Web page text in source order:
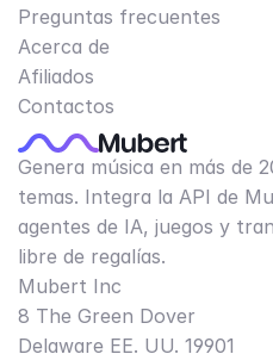
Preguntas frecuentes
Acerca de
Afiliados
Contactos
Genera música en más de
temas. Integra la API de
agentes de IA, juegos y
libre de regalías.
Mubert Inc
8 The Green Dover
Delaware EE. UU. 19901​